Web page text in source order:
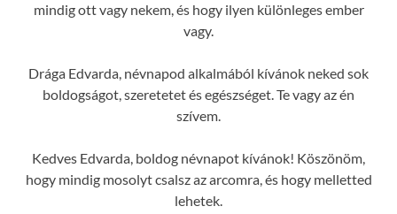
mindig ott vagy nekem, és hogy ilyen különleges ember
vagy.
Drága Edvarda, névnapod alkalmából kívánok neked sok
boldogságot, szeretetet és egészséget. Te vagy az én
szívem.
Kedves Edvarda, boldog névnapot kívánok! Köszönöm,
hogy mindig mosolyt csalsz az arcomra, és hogy melletted
lehetek.